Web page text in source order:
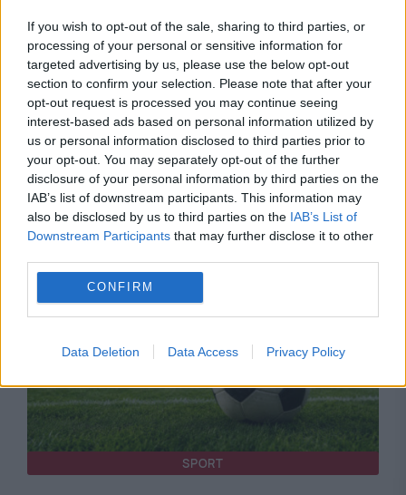
If you wish to opt-out of the sale, sharing to third parties, or
processing of your personal or sensitive information for
targeted advertising by us, please use the below opt-out
section to confirm your selection. Please note that after your
opt-out request is processed you may continue seeing
interest-based ads based on personal information utilized by
us or personal information disclosed to third parties prior to
your opt-out. You may separately opt-out of the further
disclosure of your personal information by third parties on the
IAB’s list of downstream participants. This information may
also be disclosed by us to third parties on the IAB’s List of
Downstream Participants that may further disclose it to other
CONFIRM
Data Deletion Data Access Privacy Policy
SPORT
Chirilă, debut de coșmar la CS Dinamo. După
1-2 a venit și un sec 1-5 cu CSM Slatina
SPORT